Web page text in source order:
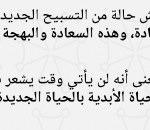
حالة من التسبيح
وهذه السعادة
أنه لن يأتي وقت يشعر
الأبدية بالحياة